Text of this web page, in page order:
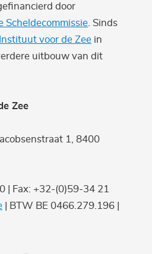
door
Scheldecommissie . Sinds
voor de Zee in
uitbouw van dit
Zee
1, 8400
| Fax: +32-(0)59-34 21
| BTW BE 0466.279.196 |